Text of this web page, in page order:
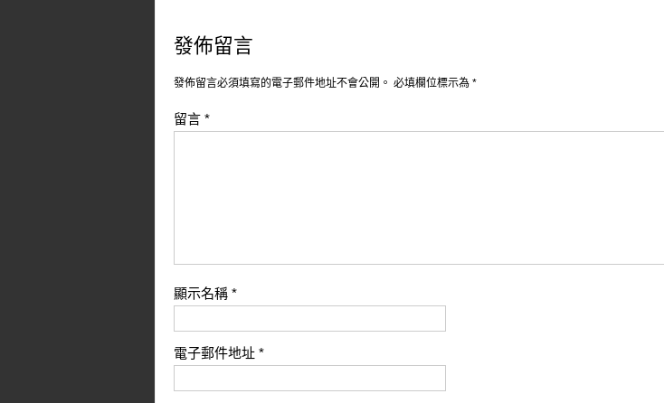
發佈留言
發佈留言必須填寫的電子郵件地址不會公開。 必填欄位標示為 *
留言 *
顯示名稱 *
電子郵件地址 *